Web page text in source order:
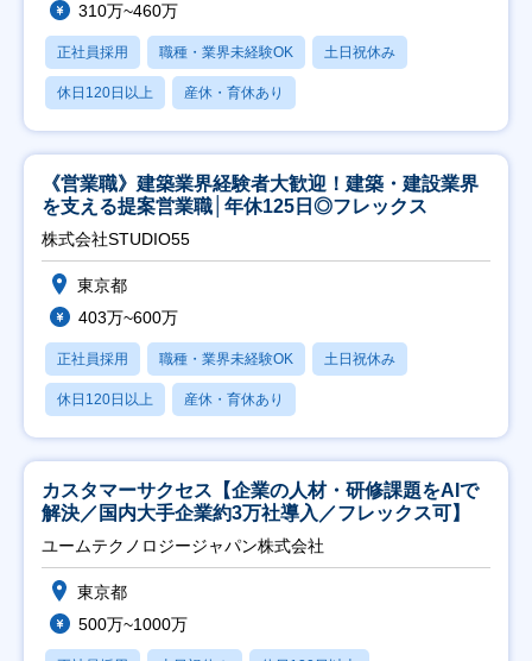
310万~460万
正社員採用 職種・業界未経験OK 土日祝休み
休日120日以上 産休・育休あり
《営業職》建築業界経験者大歓迎！建築・建設業界
を支える提案営業職│年休125日◎フレックス
株式会社STUDIO55
東京都
403万~600万
正社員採用 職種・業界未経験OK 土日祝休み
休日120日以上 産休・育休あり
カスタマーサクセス【企業の人材・研修課題をAIで
解決／国内大手企業約3万社導入／フレックス可】
ユームテクノロジージャパン株式会社
東京都
500万~1000万